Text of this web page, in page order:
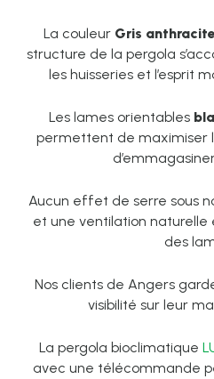
La couleur Gris
structure de la pergola
les huisseries et l’esprit
Les lames orientables
permettent de maximiser
Aucun effet de serre sous
et une ventilation naturelle
des
Nos clients de Angers
visibilité sur leur
La pergola bioclimatique
avec une télécommande